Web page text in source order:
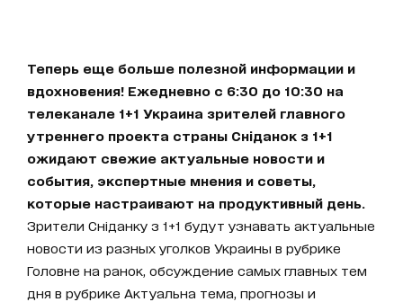
Теперь еще больше полезной информации и
вдохновения! Ежедневно с 6:30 до 10:30 на
телеканале 1+1 Украина зрителей главного
утреннего проекта страны Сніданок з 1+1
ожидают свежие актуальные новости и
события, экспертные мнения и советы,
которые настраивают на продуктивный день.
Зрители Сніданку з 1+1 будут узнавать актуальные
новости из разных уголков Украины в рубрике
Головне на ранок, обсуждение самых главных тем
дня в рубрике Актуальна тема, прогнозы и